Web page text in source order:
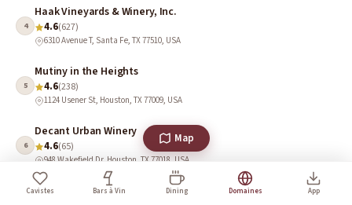
4
Haak Vineyards & Winery, Inc.
4.6(627)
6310 Avenue T, Santa Fe, TX 77510, USA
5
Mutiny in the Heights
4.6(238)
1124 Usener St, Houston, TX 77009, USA
6
Decant Urban Winery
4.6(65)
948 Wakefield Dr, Houston, TX 77018, USA
Wild Stallion Vineyards
Cavistes Bars à Vin Dining Domaines App
Map